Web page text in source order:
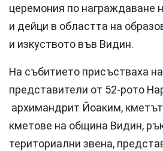
церемония по награждаване
и дейци в областта на
и изкуството във Видин.
На събитието присъстваха
представители от 52-рото
архимандрит Йоаким,
кметове на община Видин,
териториални звена,